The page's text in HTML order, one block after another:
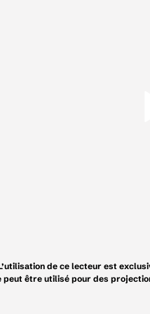
de ce lecteur est
peut être utilisé pour des